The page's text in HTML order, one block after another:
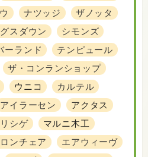
ナツッジ
ザノッタ
スダウン
シモンズ
ーランド
テンピュール
ザ・コンランショップ
ウニコ
カルテル
アイラーセン
アクタス
シゲ
マルニ木工
ンチェア
エアウィーヴ